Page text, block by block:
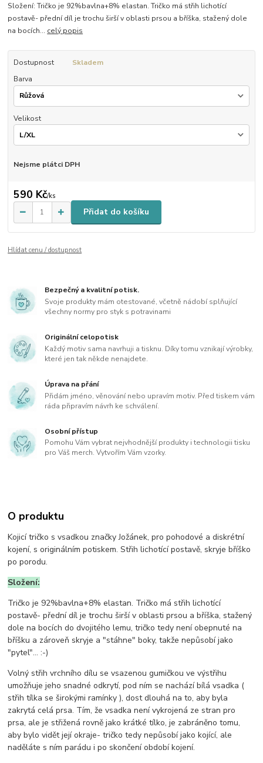
Složení: Tričko je 92%bavlna+8% elastan. Tričko má střih lichotící
postavě- přední díl je trochu širší v oblasti prsou a bříška, stažený dole
na bocích... celý popis
Dostupnost
Skladem
Barva
Velikost
Nejsme plátci DPH
590 Kč/ks
Přidat do košíku
Hlídat cenu / dostupnost
Bezpečný a kvalitní potisk.
Svoje produkty mám otestované, včetně nádobí splňující
všechny normy pro styk s potravinami
Originální celopotisk
Každý motiv sama navrhuji a tisknu. Díky tomu vznikají výrobky,
které jen tak někde nenajdete.
Úprava na přání
Přidám jméno, věnování nebo upravím motiv. Před tiskem vám
ráda připravím návrh ke schválení.
Osobní přístup
Pomohu Vám vybrat nejvhodnější produkty i technologii tisku
pro Váš merch. Vytvořím Vám vzorky.
O produktu
Kojicí tričko s vsadkou značky Jožánek, pro pohodové a diskrétní
kojení, s originálním potiskem. Střih lichotící postavě, skryje bříško
po porodu.
Složení:
Tričko je 92%bavlna+8% elastan. Tričko má střih lichotící
postavě- přední díl je trochu širší v oblasti prsou a bříška, stažený
dole na bocích do dvojitého lemu, tričko tedy není obepnuté na
bříšku a zároveň skryje a "stáhne" boky, takže nepůsobí jako
"pytel"... :-)
Volný střih vrchního dílu se vsazenou gumičkou ve výstřihu
umožňuje jeho snadné odkrytí, pod ním se nachází bílá vsadka (
střih tílka se širokými ramínky ), dost dlouhá na to, aby byla
zakrytá celá prsa. Tím, že vsadka není vykrojená ze stran pro
prsa, ale je střižená rovně jako krátké tílko, je zabráněno tomu,
aby bylo vidět její okraje- tričko tedy nepůsobí jako kojící, ale
naděláte s ním parádu i po skončení období kojení.